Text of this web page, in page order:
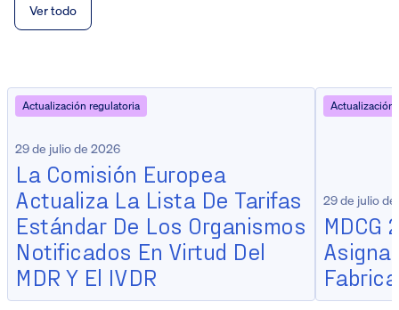
Ver todo
Actualización regulatoria
29 de julio de 2026
La Comisión Europea
Actualiza La Lista De Tarifas
Estándar De Los Organismos
Notificados En Virtud Del
MDR Y El IVDR
Actualización
29 de julio
MDCG